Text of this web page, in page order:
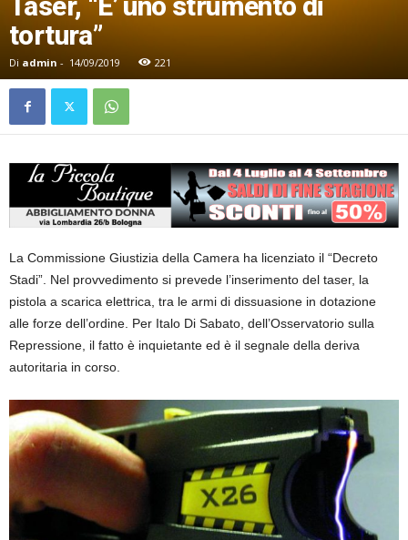
tortura”
Di admin - 14/09/2019 221
La Commissione Giustizia della Camera ha licenziato il “Decreto
Stadi”. Nel provvedimento si prevede l’inserimento del taser, la
pistola a scarica elettrica, tra le armi di dissuasione in dotazione
alle forze dell’ordine. Per Italo Di Sabato, dell’Osservatorio sulla
Repressione, il fatto è inquietante ed è il segnale della deriva
autoritaria in corso.